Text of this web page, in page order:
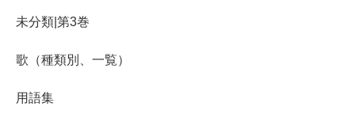
未分類|第3巻
歌（種類別、一覧）
用語集